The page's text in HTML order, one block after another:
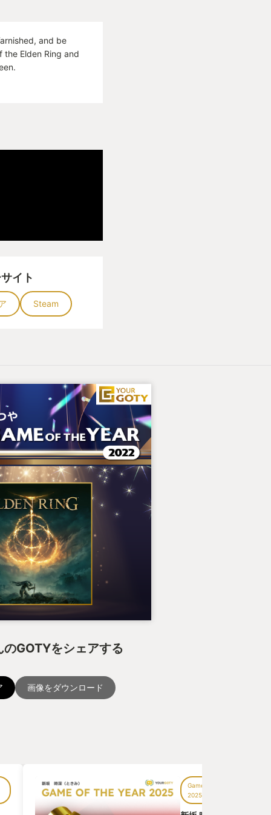
and be
Elden Ring and
イト
Steam
GOTYをシェアする
画像をダウンロード
Game of the Year
2025